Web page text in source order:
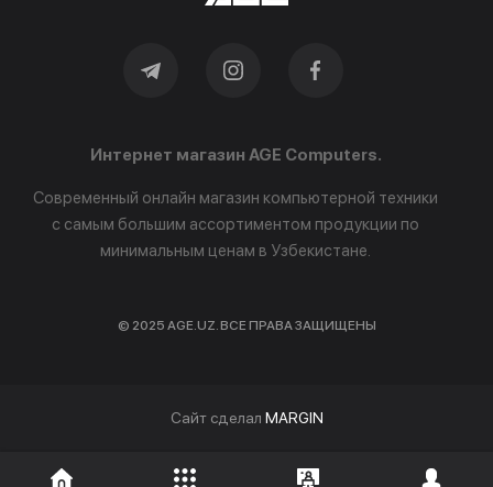
Интернет магазин AGE Computers.
Современный онлайн магазин компьютерной техники
с самым большим ассортиментом продукции по
минимальным ценам в Узбекистане.
© 2025 AGE.UZ. ВСЕ ПРАВА ЗАЩИЩЕНЫ
Cайт сделал MARGIN